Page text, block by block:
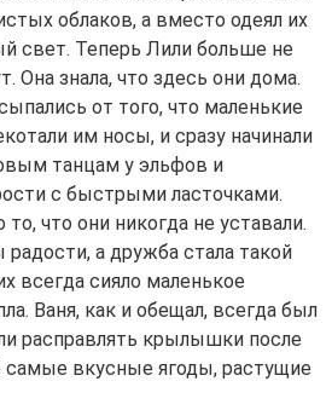
облаков, а вместо одеял их
свет. Теперь Лили больше не
Она знала, что здесь они дома.
от того, что маленькие
им носы, и сразу начинали
танцам у эльфов и
с быстрыми ласточками.
что они никогда не уставали.
а дружба стала такой
всегда сияло маленькое
Ваня, как и обещал, всегда был
расправлять крылышки после
самые вкусные ягоды, растущие